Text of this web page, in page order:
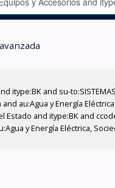
and su-
au:Agua y Energía
and itype:BK and
y Energía Eléctrica,